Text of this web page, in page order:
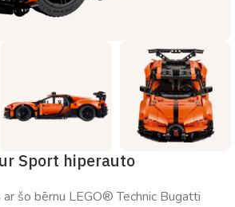
Sport hiperauto
ar šo bērnu LEGO® Technic Bugatti